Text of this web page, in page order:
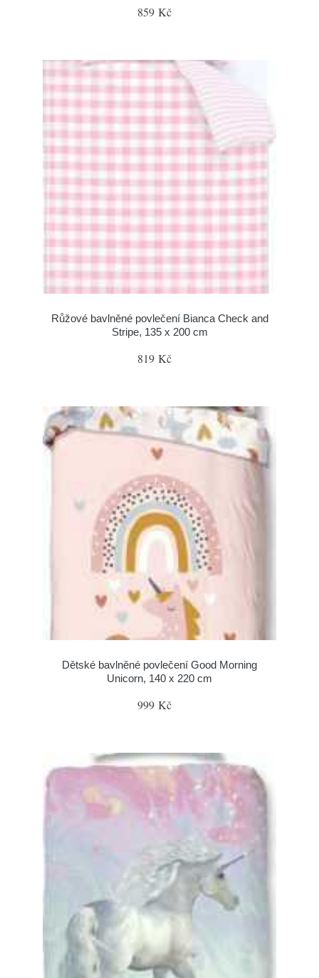
859 Kč
Růžové bavlněné povlečení Bianca Check and
Stripe, 135 x 200 cm
819 Kč
Dětské bavlněné povlečení Good Morning
Unicorn, 140 x 220 cm
999 Kč